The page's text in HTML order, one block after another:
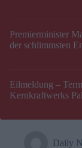
Premierminister
der schlimmsten
Eilmeldung –
Kernkraftwerks
Daily